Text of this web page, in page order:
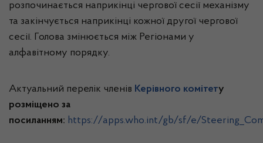
розпочинається наприкінці чергової сесії механізму
та закінчується наприкінці кожної другої чергової
сесії. Голова змінюється між Регіонами у
алфавітному порядку.
Актуальний перелік членів Керівного комітету
розміщено за
посиланням: https://apps.who.int/gb/sf/e/